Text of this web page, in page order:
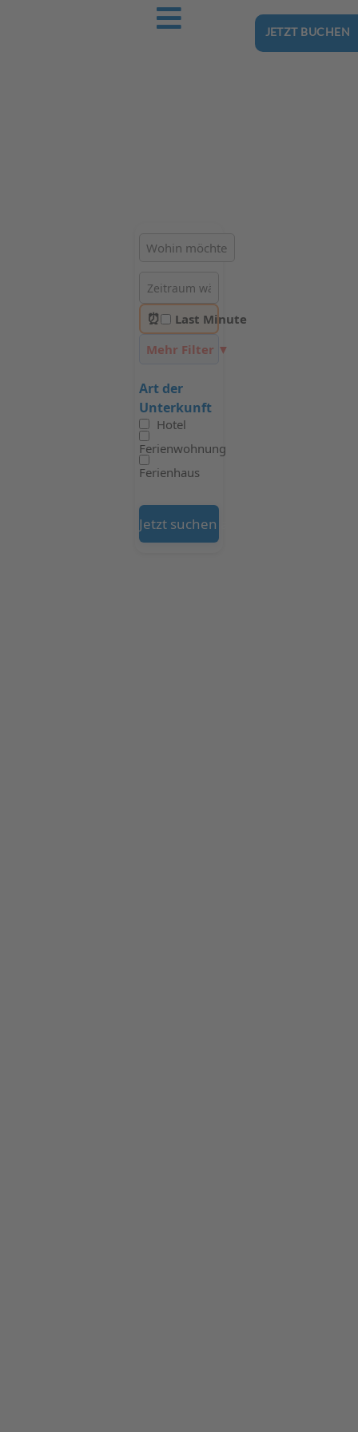
JETZT BUCHEN
⏰
Last Minute
Mehr Filter ▼
Art der
Unterkunft
Hotel
Ferienwohnung
Ferienhaus
Jetzt suchen auf Booking.com